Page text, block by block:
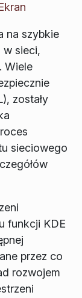
na szybkie
w sieci,
Wiele
zostały
sieciowego
funkcji KDE
przez co
rozwojem